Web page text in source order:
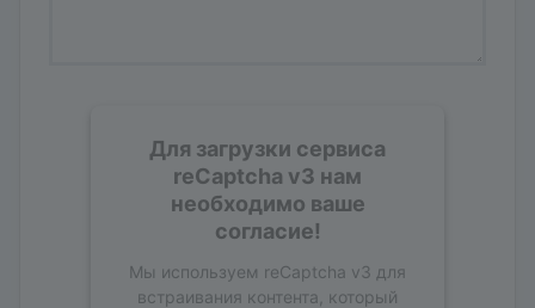
Для загрузки сервиса
reCaptcha v3 нам
необходимо ваше
согласие!
Мы используем reCaptcha v3 для
встраивания контента, который